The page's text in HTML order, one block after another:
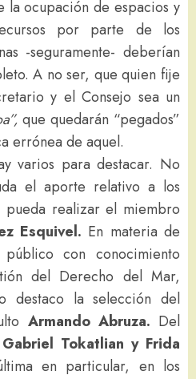
ocupación de espacios y
por parte de los
-seguramente- deberían
A no ser, que quien fije
y el Consejo sea un
que quedarán “pegados”
errónea de aquel.
varios para destacar. No
el aporte relativo a los
pueda realizar el miembro
Esquivel. En materia de
con conocimiento
del Derecho del Mar,
destaco la selección del
Armando Abruza. Del
Gabriel Tokatlian y Frida
en particular, en los